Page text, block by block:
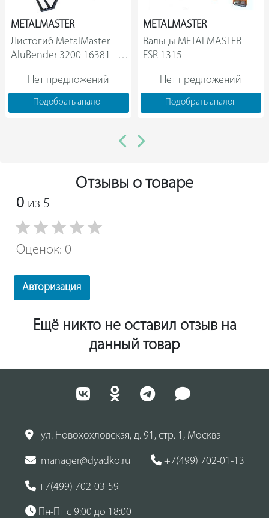
METALMASTER
Листогиб MetalMaster
AluBender 3200 16381
Нет предложений
Подобрать аналог
METALMASTER
Вальцы METALMASTER
Нет предложений
Подобрать аналог
Отзывы о товаре
0 из 5
Оценок: 0
Авторизация
Ещё никто не оставил отзыв на
данный товар
ул. Новохохловская, д. 91, стр. 1, Москва
manager@dyadko.ru +7(499) 702-01-13
+7(499) 702-03-59
Пн-Пт с 9:00 до 18:00